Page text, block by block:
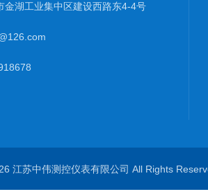
金湖工业集中区建设西路东4-4号
江苏中伟测控仪表有限公司 All Rights